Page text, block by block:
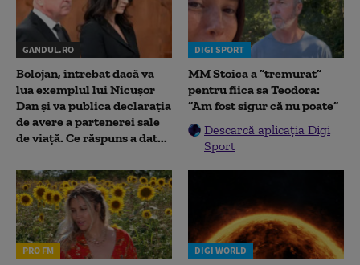
GANDUL.RO
Bolojan, întrebat dacă va
lua exemplul lui Nicușor
Dan și va publica declarația
de avere a partenerei sale
de viață. Ce răspuns a dat...
DIGI SPORT
MM Stoica a ”tremurat”
pentru fiica sa Teodora:
”Am fost sigur că nu poate”
Descarcă aplicația Digi
Sport
PRO FM DIGI WORLD